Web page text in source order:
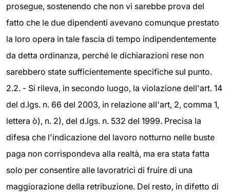
prosegue, sostenendo che non vi sarebbe prova del
fatto che le due dipendenti avevano comunque prestato
la loro opera in tale fascia di tempo indipendentemente
da detta ordinanza, perché le dichiarazioni rese non
sarebbero state sufficientemente specifiche sul punto.
2.2. - Si rileva, in secondo luogo, la violazione dell'art. 14
del d.lgs. n. 66 del 2003, in relazione all'art, 2, comma 1,
lettera ò), n. 2), del d.lgs. n. 532 del 1999. Precisa la
difesa che l'indicazione del lavoro notturno nelle buste
paga non corrispondeva alla realtà, ma era stata fatta
solo per consentire alle lavoratrici di fruire di una
maggiorazione della retribuzione. Del resto, in difetto di